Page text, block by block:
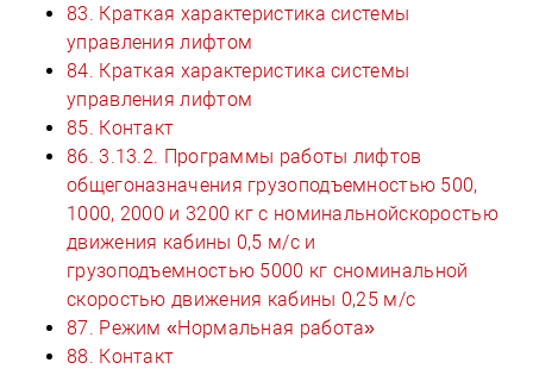
83. Краткая характеристика системы
управления лифтом
84. Краткая характеристика системы
управления лифтом
85. Контакт
86. 3.13.2. Программы работы лифтов
общегоназначения грузоподъемностью 500,
1000, 2000 и 3200 кг с номинальнойскоростью
движения кабины 0,5 м/с и
грузоподъемностью 5000 кг сноминальной
скоростью движения кабины 0,25 м/с
87. Режим «Нормальная работа»
88. Контакт